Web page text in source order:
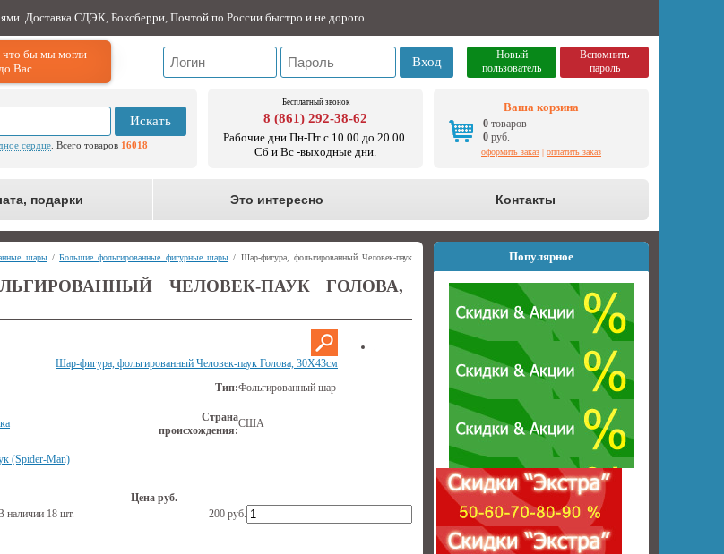
Доставка СДЭК, Боксберри, Почтой по России быстро и не дорого.
что бы мы могли
Вас.
Вход
Новый
пользователь
Вспомнить
пароль
Искать
сердце . Всего товаров 16018
Бесплатный звонок
8 (861) 292-38-62
Рабочие дни Пн-Пт с 10.00 до 20.00.
Сб и Вс -выходные дни.
Ваша корзина
0 товаров
0 руб.
оформить заказ | оплатить заказ
подарки Это интересно Контакты
шары/Большие фольгированные фигурные шары / Шар-фигура, фольгированный Человек-паук
ЧЕЛОВЕК-ПАУК ГОЛОВА,
Шар-фигура, фольгированный Человек-паук Голова, 30Х43см
Тип:Фольгированный шар
Страна
происхождения:
США
(Spider-Man)
Цена руб.
наличии 18 шт. 200 руб.
Популярное